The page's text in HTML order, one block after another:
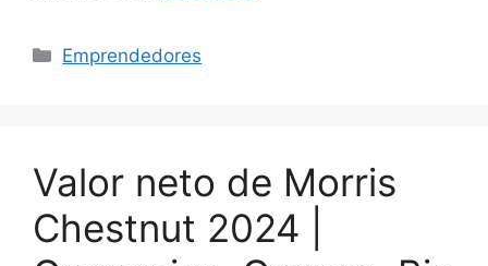
Categories
Emprendedores
Valor neto de Morris
Chestnut 2024 |